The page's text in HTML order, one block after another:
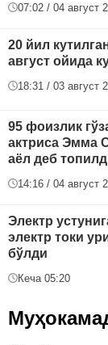
07:02 / 04 август
20 йил
август ойида
18:31 / 03 август
95 фоизлик
актриса Эмма
аёл деб
14:16 / 04 август
Электр
электр токи
бўлди
Кеча 05:20